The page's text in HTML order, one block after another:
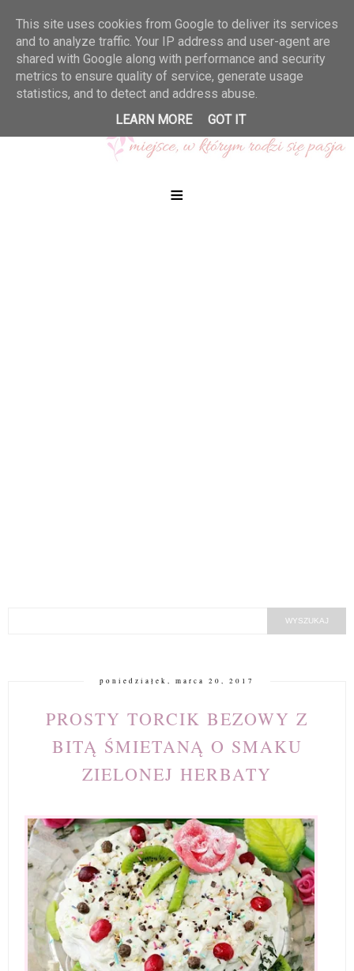
≡
poniedziałek, marca 20, 2017
PROSTY TORCIK BEZOWY Z
BITĄ ŚMIETANĄ O SMAKU
ZIELONEJ HERBATY
This site uses cookies from Google to deliver its services
and to analyze traffic. Your IP address and user-agent are
shared with Google along with performance and security
metrics to ensure quality of service, generate usage
statistics, and to detect and address abuse.
LEARN MORE
GOT IT